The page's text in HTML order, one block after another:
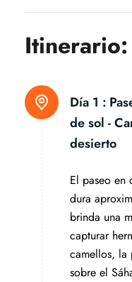
Itinerario:
Día 1 :
de sol -
desierto
El paseo en
dura
brinda una
capturar
camellos, la
sobre el